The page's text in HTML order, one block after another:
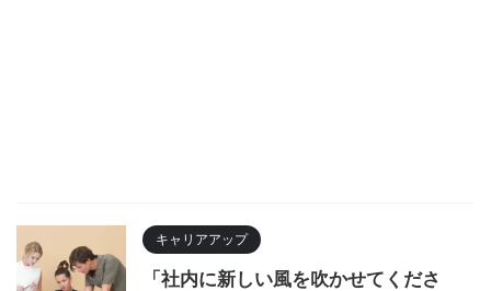
キャリアアップ
「社内に新しい風を吹かせてくださ